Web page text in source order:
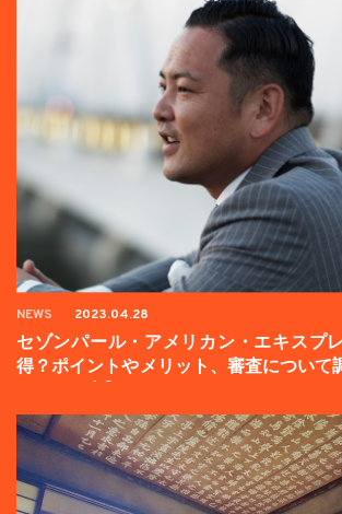
NEWS 2023.04.28
セゾンパール・アメリカン・エキスプ
得？ポイントやメリット、審査について